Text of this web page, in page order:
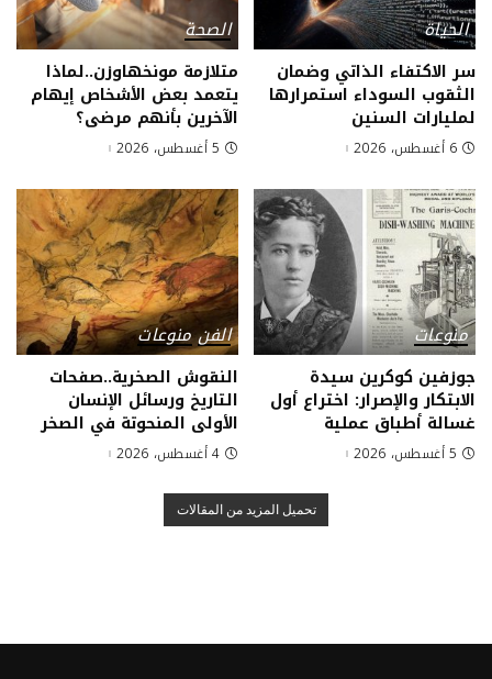
الحياة
سر الاكتفاء الذاتي وضمان
الثقوب السوداء استمرارها
لمليارات السنين
6 أغسطس، 2026
الصحة
متلازمة مونخهاوزن..لماذا
يتعمد بعض الأشخاص إيهام
الآخرين بأنهم مرضى؟
5 أغسطس، 2026
منوعات
جوزفين كوكرين سيدة
الابتكار والإصرار: اختراع أول
غسالة أطباق عملية
5 أغسطس، 2026
الفنمنوعات
النقوش الصخرية..صفحات
التاريخ ورسائل الإنسان
الأولى المنحوتة في الصخر
4 أغسطس، 2026
تحميل المزيد من المقالات